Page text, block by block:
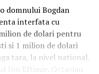
domnului Bogdan
interfata cu
de dolari pentru
si 1 milion de dolari
tara, la nivel national.